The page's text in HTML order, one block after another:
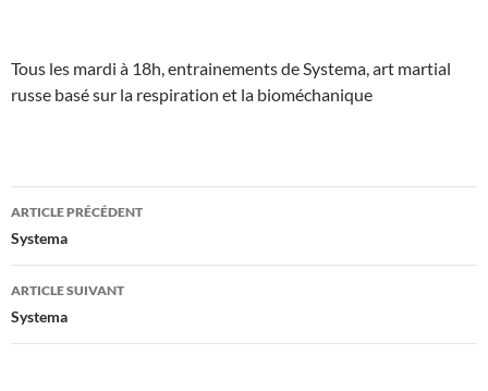
Tous les mardi à 18h, entrainements de Systema, art martial
russe basé sur la respiration et la bioméchanique
Navigation
des
articles
ARTICLE PRÉCÉDENT
Systema
ARTICLE SUIVANT
Systema